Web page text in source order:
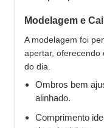
Modelagem e
A modelagem foi
apertar, oferecendo
do dia.
Ombros bem
alinhado.
Comprimento